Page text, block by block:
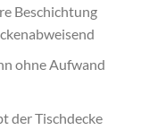
Beschichtung
ohne Aufwand
der Tischdecke